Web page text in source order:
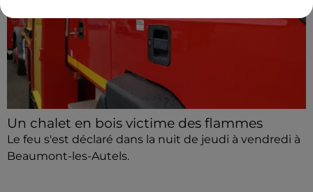
Un chalet en bois victime des flammes
Le feu s'est déclaré dans la nuit de jeudi à vendredi à
Beaumont-les-Autels.